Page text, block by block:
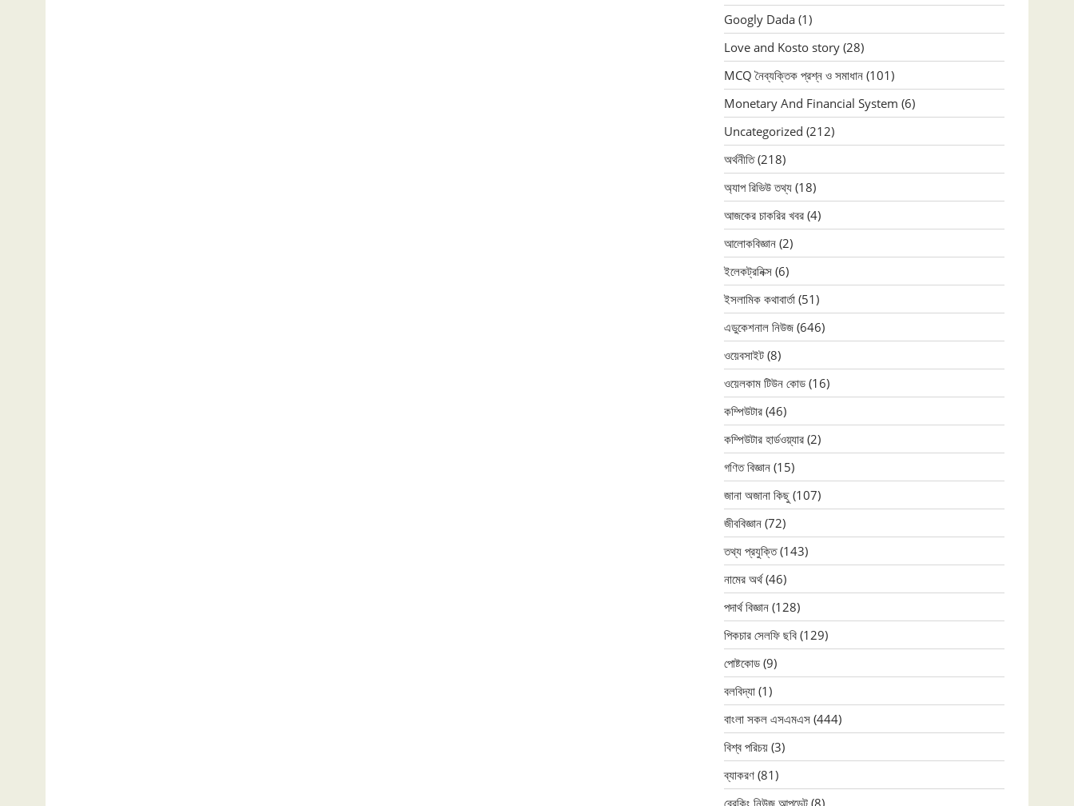
Googly Dada (1)
Love and Kosto story (28)
MCQ নৈব্যক্তিক প্রশ্ন ও সমাধান (101)
Monetary And Financial System (6)
Uncategorized (212)
অর্থনীতি(218)
অ্যাপ রিভিউ তথ্য (18)
আজকের চাকরির খবর (4)
আলোকবিজ্ঞান (2)
ইলেকট্রনিক্স (6)
ইসলামিক কথাবার্তা (51)
এডুকেশনাল নিউজ (646)
ওয়েবসাইট (8)
ওয়েলকাম টিউন কোড (16)
কম্পিউটার (46)
কম্পিউটার হার্ডওয়্যার (2)
গণিত বিজ্ঞান (15)
জানা অজানা কিছু (107)
জীববিজ্ঞান (72)
তথ্য প্রযুক্তি(143)
নামের অর্থ(46)
পদার্থ বিজ্ঞান (128)
পিকচার সেলফি ছবি (129)
পোষ্টকোড (9)
বলবিদ্যা (1)
বাংলা সকল এসএমএস (444)
বিশ্ব পরিচয় (3)
ব্যাকরণ (81)
ব্রেকিং নিউজ আপডেট (8)